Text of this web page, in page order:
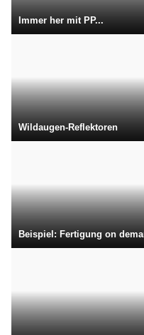
Immer her mit PP...
Wildaugen-Reflektoren
Beispiel: Fertigung on